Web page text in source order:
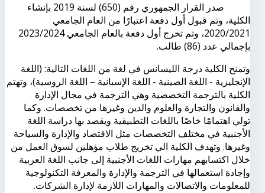
صدر القرار الجمهوري رقم (650) لسنة 2019 بإنشاء
الكلية، وتم قبول أول دفعة اعتبارًا من العام الجامعي
2020/2021، وتم تخرج أول دفعة بالعام الجامعي 2023/2024
بإجمالي عدد (86) طالب.
وتمنح الكلية درجة الليسانس في لغة من اللغات التالية: (اللغة
الإنجليزية - اللغة الصينية - اللغة الإسبانية – اللغة الروسية)، وتهتم
الكلية بالترجمة التخصصية وهي الترجمة في مجال الإدارة
والقانون والتجارة والعلوم والدين وغيرها من تخصصات. وكما
تولي اهتمامًا خاصًا باللغات التطبيقية ويقصد بها دراسة اللغة
الأجنبية في مختلف التخصصات مثل الاقتصاد والإدارة والسياحة
وغيرها. وتهدف الكلية الي تخريج طلاب مؤهلين لسوق العمل من
خلال اكتسابهم مهارات اللغات الأجنبية إلى جانب اللغة العربية
وإجادة استعمالها في الترجمة والإدارة والمعرفة التكنولوجية
للمعلومات والاتصالات والمهارات اللازمة لإدارة الشركات.